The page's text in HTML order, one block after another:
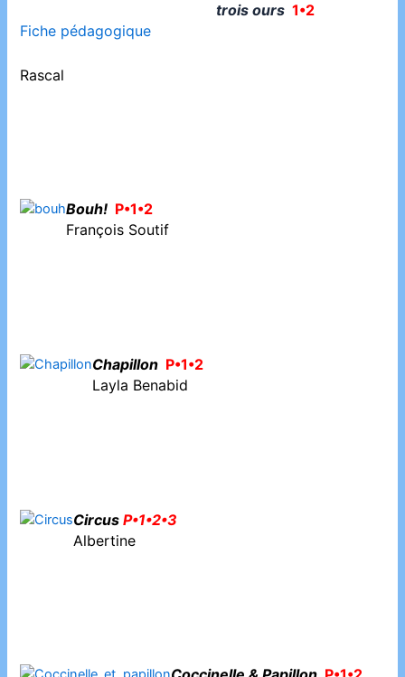
trois ours 1•2
Fiche pédagogique
Rascal
Bouh! P•1•2
François Soutif
Chapillon P•1•2
Layla Benabid
CircusP•1•2•3
Albertine